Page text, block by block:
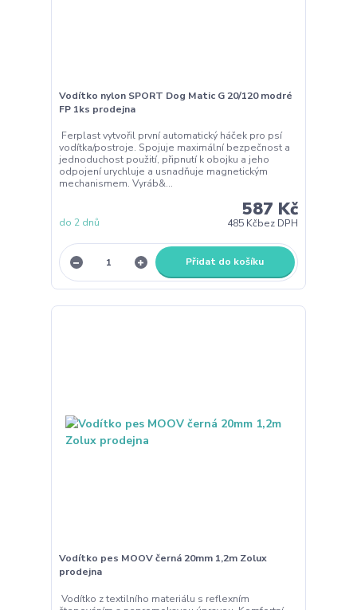
Vodítko nylon SPORT Dog Matic G 20/120 modré
FP 1ks prodejna
Ferplast vytvořil první automatický háček pro psí
vodítka/postroje. Spojuje maximální bezpečnost a
jednoduchost použití, připnutí k obojku a jeho
odpojení urychluje a usnadňuje magnetickým
mechanismem. Vyráb&...
587 Kč
485 Kčbez DPH
do 2 dnů
Přidat do košíku
Vodítko pes MOOV černá 20mm 1,2m Zolux
prodejna
Vodítko z textilního materiálu s reflexním